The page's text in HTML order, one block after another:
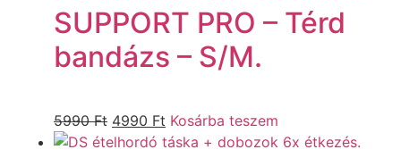
SUPPORT PRO – Térd
bandázs – S/M.
5990Ft 4990 Ft Kosárba teszem